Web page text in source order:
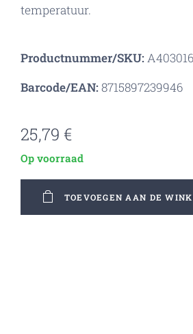
temperatuur.
Productnummer/SKU:
Barcode/EAN:8715897239946
25,79 €
Op voorraad
TOEVOEGEN AAN DE